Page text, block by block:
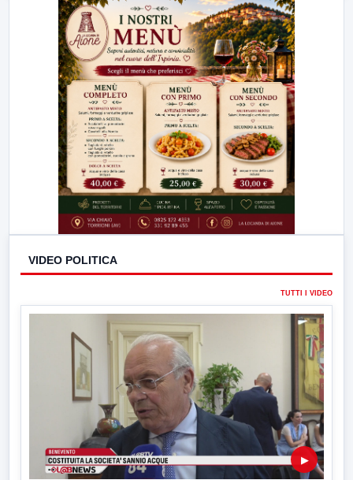
LabNews (replica)
VIDEO POLITICA
TUTTI I VIDEO
▶